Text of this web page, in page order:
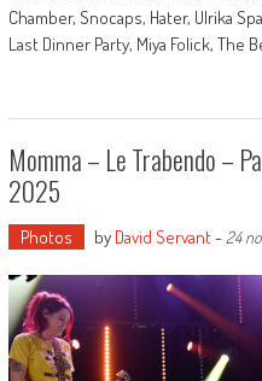
Chamber, Snocaps, Hater, Ulrika
Last Dinner Party, Miya Folick, The
Momma – Le Trabendo –
2025
Photos by David Servant- 24